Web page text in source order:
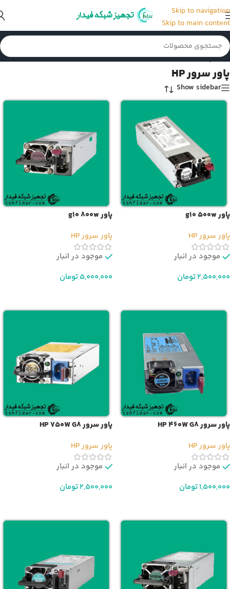
Skip to navigation
Skip to main content
خانه/پاور سرور HP
پاور سرور HP
Show sidebar
پاور g10 500w
پاور سرور HP
موجود در انبار
2,500,000تومان
پاور g10 800w
پاور سرور HP
موجود در انبار
5,000,000تومان
پاور سرور HP 460W G8
پاور سرور HP
موجود در انبار
1,500,000تومان
پاور سرور HP 750W G8
پاور سرور HP
موجود در انبار
2,500,000تومان